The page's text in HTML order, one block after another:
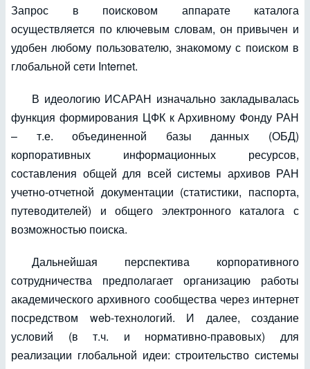
Запрос в поисковом аппарате каталога
осуществляется по ключевым словам, он привычен и
удобен любому пользователю, знакомому с поиском в
глобальной сети Internet.
В идеологию ИСАРАН изначально закладывалась
функция формирования ЦФК к Архивному Фонду РАН
– т.е. объединенной базы данных (ОБД)
корпоративных информационных ресурсов,
составления общей для всей системы архивов РАН
учетно-отчетной документации (статистики, паспорта,
путеводителей) и общего электронного каталога с
возможностью поиска.
Дальнейшая перспектива корпоративного
сотрудничества предполагает организацию работы
академического архивного сообщества через интернет
посредством web-технологий. И далее, создание
условий (в т.ч. и нормативно-правовых) для
реализации глобальной идеи: строительство системы